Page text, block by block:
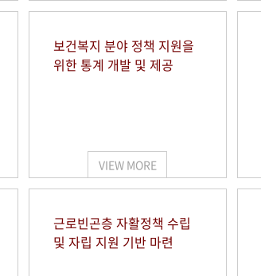
보건복지 분야 정책 지원을
위한 통계 개발 및 제공
VIEW MORE
근로빈곤층 자활정책 수립
및 자립 지원 기반 마련